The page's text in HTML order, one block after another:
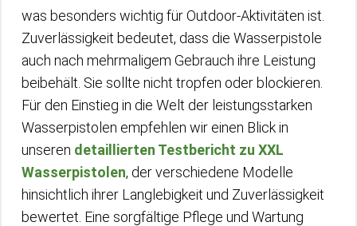
was besonders wichtig für Outdoor-Aktivitäten ist.
Zuverlässigkeit bedeutet, dass die Wasserpistole
auch nach mehrmaligem Gebrauch ihre Leistung
beibehält. Sie sollte nicht tropfen oder blockieren.
Für den Einstieg in die Welt der leistungsstarken
Wasserpistolen empfehlen wir einen Blick in
unseren detaillierten Testbericht zu XXL
Wasserpistolen, der verschiedene Modelle
hinsichtlich ihrer Langlebigkeit und Zuverlässigkeit
bewertet. Eine sorgfältige Pflege und Wartung